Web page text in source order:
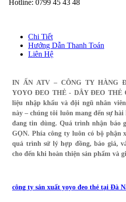
Hotline: 0799 45 43 48
Chi Tiết
Hướng Dẫn Thanh Toán
Liên Hệ
IN ẤN ATV – CÔNG TY HÀNG
YOYO ĐEO THẺ - DÂY ĐEO THẺ
liệu nhập khẩu và đội ngũ nhân
này – chúng tôi luôn mang đến sự
đang tin dùng. Quá trình nhận báo
GỌN. Phía công ty luôn có bộ phận
quá trình sử lý hợp đồng, báo giá,
cho đến khi hoàn thiện sản phẩm và
công ty sản xuất yoyo đeo thẻ tại Đà